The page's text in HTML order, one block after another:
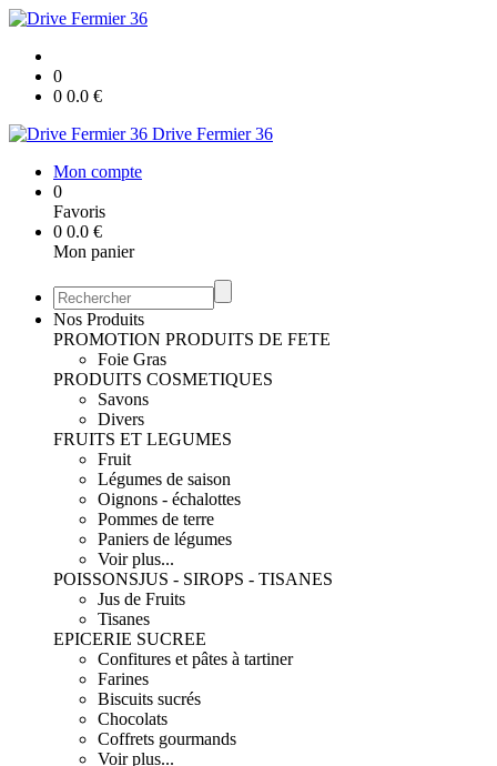
0
0 0.0 €
Drive Fermier 36
Mon compte
0
Favoris
0 0.0 €
Mon panier
Nos Produits
PROMOTION PRODUITS DE FETE
Foie Gras
PRODUITS COSMETIQUES
Savons
Divers
FRUITS ET LEGUMES
Fruit
Légumes de saison
Oignons - échalottes
Pommes de terre
Paniers de légumes
Voir plus...
POISSONSJUS - SIROPS - TISANES
Jus de Fruits
Tisanes
EPICERIE SUCREE
Confitures et pâtes à tartiner
Farines
Biscuits sucrés
Chocolats
Coffrets gourmands
Voir plus...